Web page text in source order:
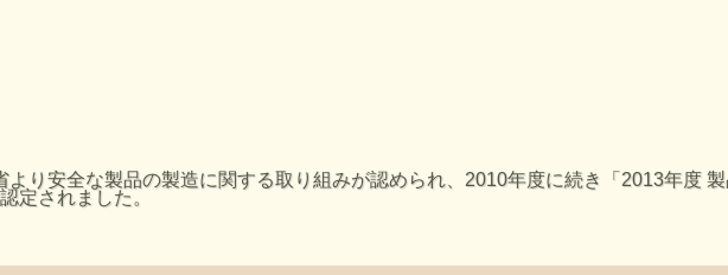
り安全な製品の製造に関する取り組みが認められ、2010年度に続き「2013年度
定されました。